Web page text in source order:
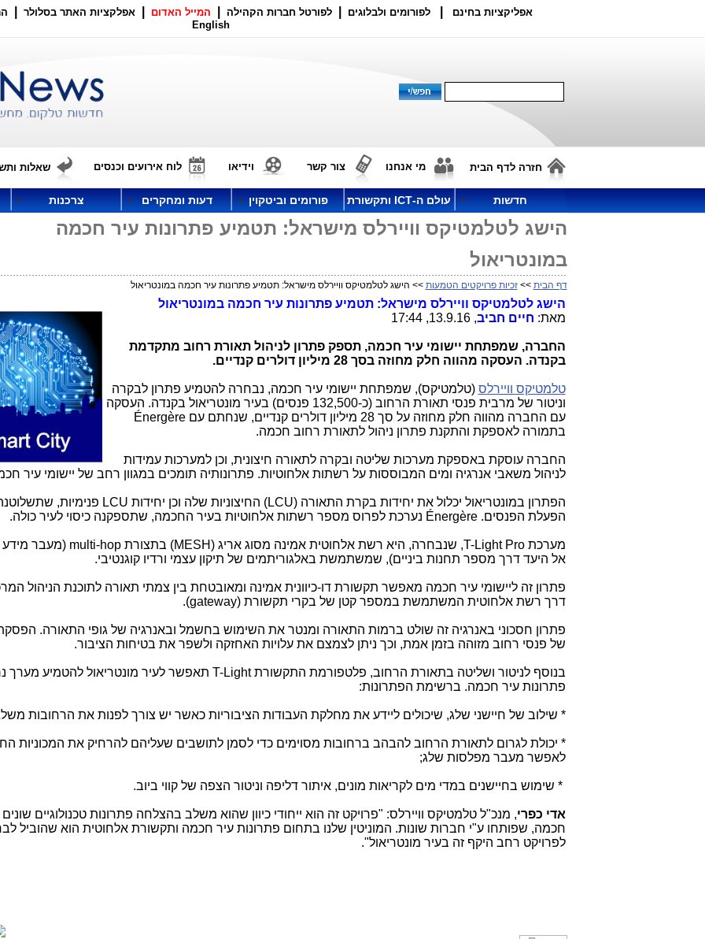
אפליקציות בחינם לפורומים ולבלוגים לפורטל חברות הקהילה המייל האדום אפלקציות האתר בסלולר
English
חזרה לדף הבית מי אנחנו צור קשר וידיאו לוח אירועים וכנסים שאלות
חדשות עולם ה-ICT ותקשורת פורומים וביטקוין דעות ומחקרים צרכנות
הישג לטלמטיקס וויירלס מישראל: תטמיע פתרונות עיר חכמה
במונטריאול
דף הבית >>זכיות פרויקטים הטמעות >> הישג לטלמטיקס וויירלס מישראל: תטמיע פתרונות עיר חכמה במונטריאול
הישג לטלמטיקס וויירלס מישראל: תטמיע פתרונות עיר חכמה במונטריאול
מאת: חיים חביב, 13.9.16, 17:44
החברה, שמפתחת יישומי עיר חכמה, תספק פתרון לניהול תאורת רחוב מתקדמת
בקנדה. העסקה מהווה חלק מחוזה בסך 28 מיליון דולרים קנדיים.
טלמטיקס וויירלס (טלמטיקס), שמפתחת יישומי עיר חכמה, נבחרה להטמיע פתרון לבקרה
וניטור של מרבית פנסי תאורת הרחוב (כ-132,500 פנסים) בעיר מונטריאול בקנדה. העסקה
עם החברה מהווה חלק מחוזה על סך 28 מיליון דולרים קנדיים, שנחתם עם
Énergère
בתמורה לאספקת והתקנת פתרון ניהול לתאורת רחוב חכמה.
החברה עוסקת באספקת מערכות שליטה ובקרה לתאורה חיצונית, וכן למערכות עמידות
לניהול משאבי אנרגיה ומים המבוססות על רשתות אלחוטיות. פתרונותיה תומכים במגוון רחב של יישומי עיר
הפתרון במונטריאול יכלול את יחידות בקרת התאורה (LCU) החיצוניות שלה וכן יחידות LCU פנימיות,
הפעלת הפנסים.Énergère נערכת לפרוס מספר רשתות אלחוטיות בעיר החכמה, שתספקנה כיסוי לעיר כולה.
מערכתT-Light Pro, שנבחרה, היא רשת אלחוטית אמינה מסוג אריג (MESH) בתצורתmulti-hop (מעבר
אל היעד דרך מספר תחנות ביניים), שמשתמשת באלגוריתמים של תיקון עצמי ורדיו קוגנטיבי.
פתרון זה ליישומי עיר חכמה מאפשר תקשורת דו-כיוונית אמינה ומאובטחת בין צמתי תאורה לתוכנת הניהול
דרך רשת אלחוטית המשתמשת במספר קטן של בקרי תקשורת (gateway
).
פתרון חסכוני באנרגיה זה שולט ברמות התאורה ומנטר את השימוש בחשמל ובאנרגיה של גופי התאורה.
של פנסי רחוב מזוהה בזמן אמת, וכך ניתן לצמצם את עלויות האחזקה ולשפר את בטיחות הציבור.
בנוסף לניטור ושליטה בתאורת הרחוב, פלטפורמת התקשורתT-Light תאפשר לעיר מונטריאול להטמיע מערך
פתרונות עיר חכמה. ברשימת הפתרונות:
* שילוב של חיישני שלג, שיכולים ליידע את מחלקת העבודות הציבוריות כאשר יש צורך לפנות את הרחובות
* יכולת לגרום לתאורת הרחוב להבהב ברחובות מסוימים כדי לסמן לתושבים שעליהם להרחיק את המכוניות
לאפשר מעבר מפלסות שלג;
* שימוש בחיישנים במדי מים לקריאות מונים, איתור דליפה וניטור הצפה של קווי ביוב.
אדי כפרי, מנכ"ל טלמטיקס וויירלס: "פרויקט זה הוא ייחודי כיוון שהוא משלב בהצלחה פתרונות טכנולוגיים
חכמה, שפותחו ע"י חברות שונות. המוניטין שלנו בתחום פתרונות עיר חכמה ותקשורת אלחוטית הוא שהוביל
לפרויקט רחב היקף זה בעיר מונטריאול".